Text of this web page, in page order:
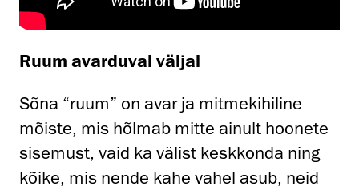
Ruum avarduval väljal
Sõna “ruum” on avar ja mitmekihiline
mõiste, mis hõlmab mitte ainult hoonete
sisemust, vaid ka välist keskkonda ning
kõike, mis nende kahe vahel asub, neid